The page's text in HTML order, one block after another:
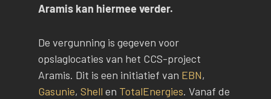
Aramis kan hiermee verder.
De vergunning is gegeven voor
opslaglocaties van het CCS-project
Aramis. Dit is een initiatief van EBN,
Gasunie, Shell en TotalEnergies. Vanaf de